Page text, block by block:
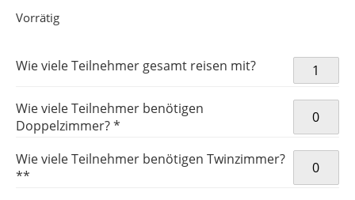
Vorrätig
Wie viele Teilnehmer gesamt reisen mit?
HB-
Menge
Wie viele Teilnehmer benötigen
Doppelzimmer? *
Wie viele Teilnehmer benötigen Twinzimmer?
**